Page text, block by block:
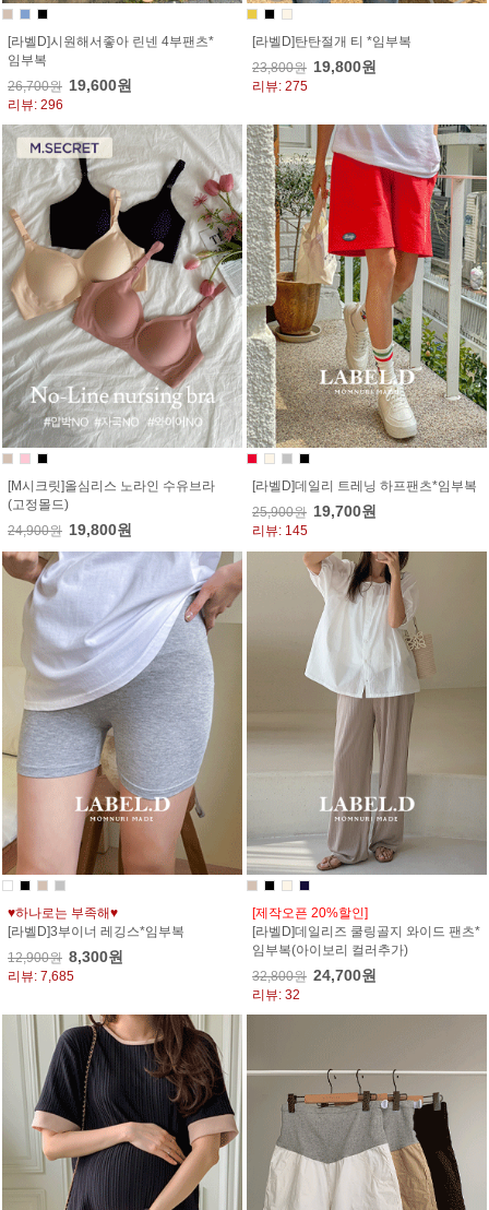
[라벨D]시원해서좋아 린넨 4부팬츠*
임부복
26,700원 19,600원
리뷰: 296
[라벨D]탄탄절개 티 *임부복
23,800원 19,800원
리뷰: 275
[M시크릿]올심리스 노라인 수유브라
(고정몰드)
24,900원 19,800원
[라벨D]데일리 트레닝 하프팬츠*임부복
25,900원 19,700원
리뷰: 145
♥하나로는 부족해♥
[라벨D]3부이너 레깅스*임부복
12,900원 8,300원
리뷰: 7,685
[제작오픈 20%할인]
[라벨D]데일리즈 쿨링골지 와이드 팬츠*
임부복(아이보리 컬러추가)
32,800원 24,700원
리뷰: 32